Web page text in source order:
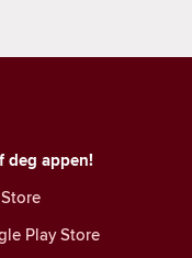
deg appen!
Play Store